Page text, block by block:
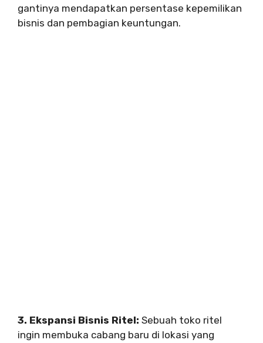
gantinya mendapatkan persentase kepemilikan
bisnis dan pembagian keuntungan.
3. Ekspansi Bisnis Ritel: Sebuah toko ritel
ingin membuka cabang baru di lokasi yang